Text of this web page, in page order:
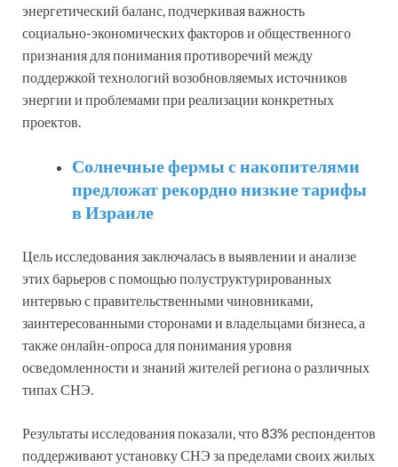
энергетический баланс, подчеркивая важность
социально-экономических факторов и общественного
признания для понимания противоречий между
поддержкой технологий возобновляемых источников
энергии и проблемами при реализации конкретных
проектов.
Солнечные фермы с накопителями
предложат рекордно низкие тарифы
в Израиле
Цель исследования заключалась в выявлении и анализе
этих барьеров с помощью полуструктурированных
интервью с правительственными чиновниками,
заинтересованными сторонами и владельцами бизнеса, а
также онлайн-опроса для понимания уровня
осведомленности и знаний жителей региона о различных
типах СНЭ.
Результаты исследования показали, что 83% респондентов
поддерживают установку СНЭ за пределами своих жилых